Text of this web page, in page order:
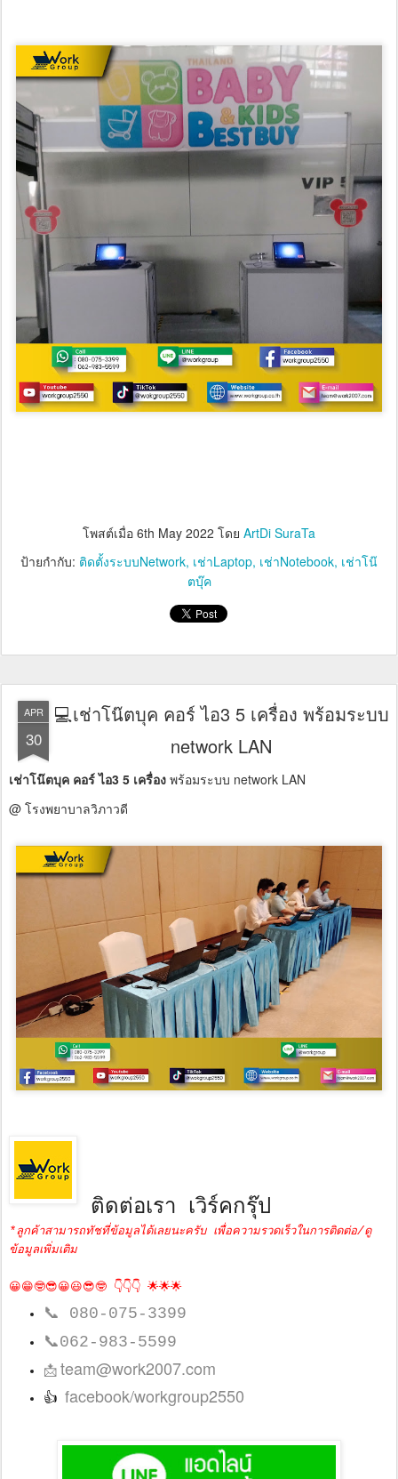
โพสต์เมื่อ 6th May 2022 โดย ArtDi SuraTa
ป้ายกำกับ: ติดตั้งระบบNetwork เช่าLaptop เช่าNotebook เช่าโน๊
ตบุ๊ค
APR
30
💻เช่าโน๊ตบุค คอร์ ไอ3 5 เครื่อง พร้อมระบบ
network LAN
เช่าโน๊ตบุค คอร์ ไอ3 5 เครื่อง พร้อมระบบ network LAN
@ โรงพยาบาลวิภาวดี
ติดต่อเรา เวิร์คกรุ๊ป
*ลูกค้าสามารถทัชที่ข้อมูลได้เลยนะครับ เพื่อความรวดเร็วในการติดต่อ/ดู
ข้อมูลเพิ่มเติม
😀😁🤓😎😀😃😎🤓 👇👇👇 🌟🌟🌟
📞 080-075-3399
📞062-983-5599
📩team@work2007.com
👍 facebook/workgroup2550